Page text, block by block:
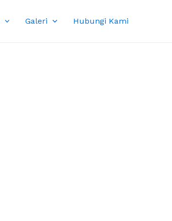
Galeri Hubungi Kami